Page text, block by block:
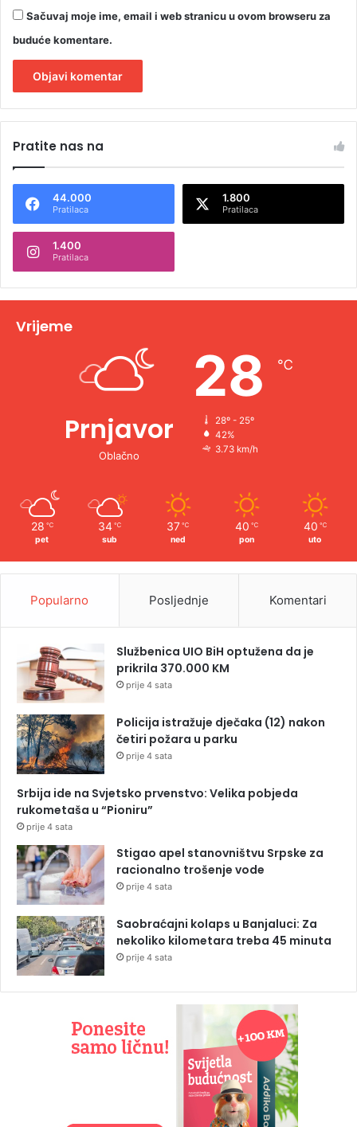
Sačuvaj moje ime, email i web stranicu u ovom browseru za
buduće komentare.
t
n
t
v
Pratite nas na
44.000
Pratilaca
1.800
Pratilaca
1.400
Pratilaca
Vrijeme
Prnjavor
Oblačno
28 ℃
28º - 25º
42%
3.73 km/h
28 ℃
pet
34 ℃
sub
37 ℃
ned
40 ℃
pon
40 ℃
uto
Popularno Posljednje Komentari
Službenica UIO BiH optužena da je
prikrila 370.000 KM
prije 4 sata
Policija istražuje dječaka (12) nakon
četiri požara u parku
prije 4 sata
Srbija ide na Svjetsko prvenstvo: Velika pobjeda
rukometaša u “Pioniru”
prije 4 sata
Stigao apel stanovništvu Srpske za
racionalno trošenje vode
prije 4 sata
Saobraćajni kolaps u Banjaluci: Za
nekoliko kilometara treba 45 minuta
prije 4 sata